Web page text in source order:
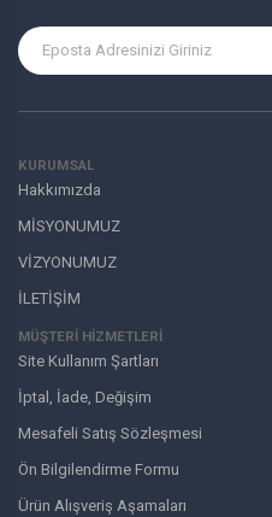
KURUMSAL
Hakkımızda
MİSYONUMUZ
VİZYONUMUZ
İLETİŞİM
MÜŞTERI HIZMETLERI
Site Kullanım Şartları
İptal, İade, Değişim
Mesafeli Satış Sözleşmesi
Ön Bilgilendirme Formu
Ürün Alışveriş Aşamaları